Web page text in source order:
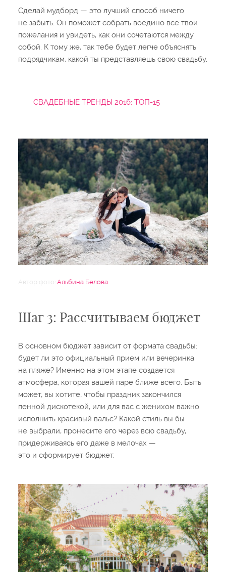
Сделай мудборд — это лучший способ ничего
не забыть. Он поможет собрать воедино все твои
пожелания и увидеть, как они сочетаются между
собой. К тому же, так тебе будет легче объяснять
подрядчикам, какой ты представляешь свою свадьбу.
СВАДЕБНЫЕ ТРЕНДЫ 2016: ТОП-15
Автор фото: Альбина Белова
Шаг 3: Рассчитываем бюджет
В основном бюджет зависит от формата свадьбы:
будет ли это официальный прием или вечеринка
на пляже? Именно на этом этапе создается
атмосфера, которая вашей паре ближе всего. Быть
может, вы хотите, чтобы праздник закончился
пенной дискотекой, или для вас с женихом важно
исполнить красивый вальс? Какой стиль вы бы
не выбрали, пронесите его через всю свадьбу,
придерживаясь его даже в мелочах —
это и сформирует бюджет.